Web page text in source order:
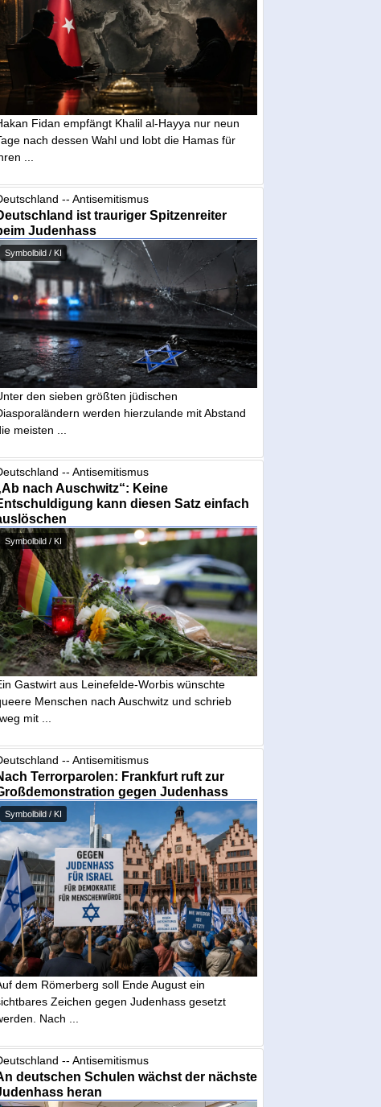
Fidan empfängt Khalil al-Hayya nur neun
nach dessen Wahl und lobt die Hamas für
...
-- Antisemitismus
ist trauriger Spitzenreiter
Judenhass
Symbolbild / KI
den sieben größten jüdischen
werden hierzulande mit Abstand
meisten ...
-- Antisemitismus
nach Auschwitz“: Keine
kann diesen Satz einfach
Symbolbild / KI
Gastwirt aus Leinefelde-Worbis wünschte
Menschen nach Auschwitz und schrieb
„weg mit ...
-- Antisemitismus
Terrorparolen: Frankfurt ruft zur
gegen Judenhass
Symbolbild / KI
dem Römerberg soll Ende August ein
Zeichen gegen Judenhass gesetzt
Nach ...
-- Antisemitismus
deutschen Schulen wächst der nächste
heran